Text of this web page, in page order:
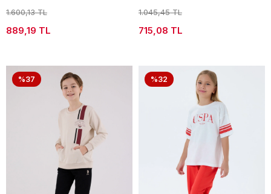
1.600,13 TL
889,19 TL
1.045,45 TL
715,08 TL
%37 %32